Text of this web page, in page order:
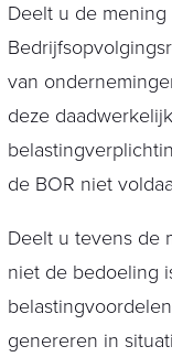
Deelt u de
van
deze
de BOR niet
Deelt u tevens de
niet de bedoeling
genereren in